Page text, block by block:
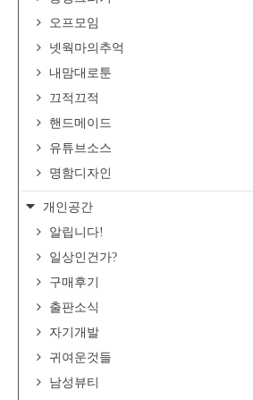
오프모임
넷웍마의추억
내맘대로툰
끄적끄적
핸드메이드
유튜브소스
명함디자인
개인공간
알립니다!
일상인건가?
구매후기
출판소식
자기개발
귀여운것들
남성뷰티